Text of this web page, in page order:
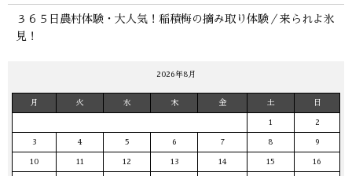
３６５日農村体験・大人気！稲積梅の摘み取り体験／来られよ氷
見！
2026年8月
月 火 水 木 金 土 日
1 2
3 4 5 6 7 8 9
10 11 12 13 14 15 16